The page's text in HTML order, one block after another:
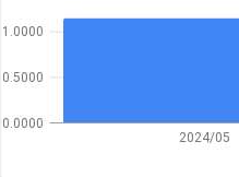
2024/05
0.0000
0.5000
1.0000